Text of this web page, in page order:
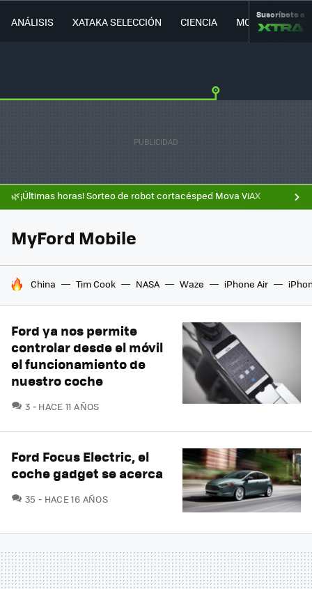
ANÁLISIS XATAKA SELECCIÓN CIENCIA MOVILIDAD
Suscríbete a
🌿¡Últimas horas! Sorteo de robot cortacésped Mova ViAX
MyFord Mobile
HOY SE HABLA DE
China Tim Cook NASA Waze iPhone Air
Ford ya nos permite
controlar desde el móvil
el funcionamiento de
nuestro coche
3 COMENTARIOS
HACE 11 AÑOS
Ford Focus Electric, el
coche gadget se acerca
35 COMENTARIOS
HACE 16 AÑOS